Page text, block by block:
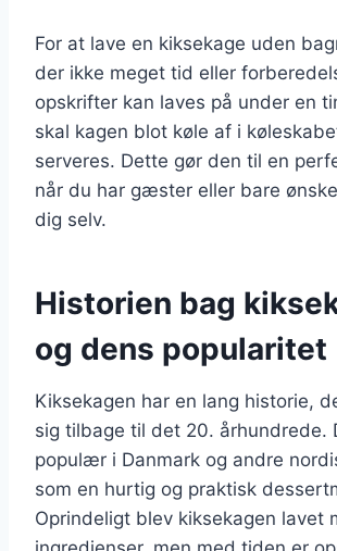
For at lave en kiksekage uden
der ikke meget tid eller
opskrifter kan laves på under en
skal kagen blot køle af i
serveres. Dette gør den til en
når du har gæster eller bare
dig selv.
Historien bag
og dens popularitet
Kiksekagen har en lang historie,
sig tilbage til det 20. århundrede.
populær i Danmark og andre
som en hurtig og praktisk
Oprindeligt blev kiksekagen lavet